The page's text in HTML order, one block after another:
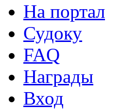
На портал
Судоку
FAQ
Награды
Вход